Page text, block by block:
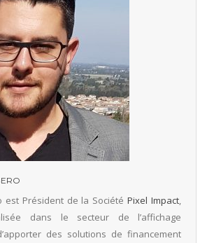
est Président de la SociétéPixel Impact,
dans le secteur de l’affichage
des solutions de financement